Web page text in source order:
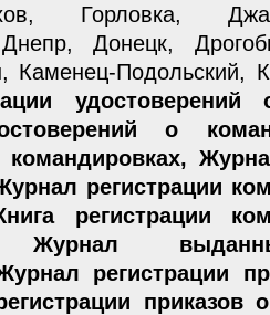
Горловка,
Днепр, Донецк,
Каменец-Подольский,
удостоверений
о
командировках,
регистрации
регистрации
Журнал
регистрации
приказов